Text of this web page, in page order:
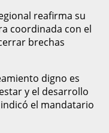
reafirma su
coordinada con el
brechas
digno es
y el desarrollo
el mandatario